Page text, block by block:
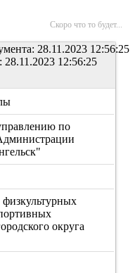
Скоро что то будет...
28.11.2023 12:56:25
12:56:25
по
округа